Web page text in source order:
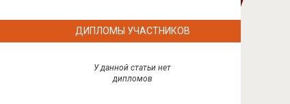
ДИПЛОМЫ УЧАСТНИКОВ
У данной статьи нет
дипломов